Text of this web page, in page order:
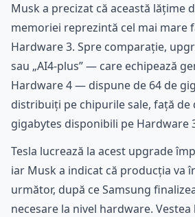
Musk a precizat că această lățime
memoriei reprezintă cel mai mare
Hardware 3. Spre comparație,
sau „AI4-plus” — care echipează
Hardware 4 — dispune de 64 de
distribuiți pe chipurile sale, față de
gigabytes disponibili pe Hardware
Tesla lucrează la acest upgrade
iar Musk a indicat că producția va
următor, după ce Samsung
necesare la nivel hardware.